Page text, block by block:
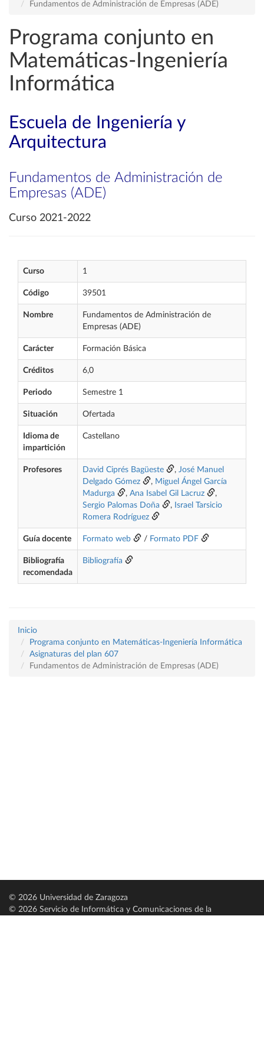
Fundamentos de Administración de Empresas (ADE)
Programa conjunto en
Matemáticas-Ingeniería
Informática
Escuela de Ingeniería y
Arquitectura
Fundamentos de Administración de
Empresas (ADE)
Curso 2021-2022
Curso 1
Código 39501
Nombre
Fundamentos de Administración de
Empresas (ADE)
Carácter Formación Básica
Créditos 6,0
Periodo Semestre 1
Situación Ofertada
Idioma de
impartición
Castellano
Profesores David Ciprés Bagüeste , José Manuel
Delgado Gómez
, Miguel Ángel García
Madurga
, Ana Isabel Gil Lacruz
,
Sergio Palomas Doña
, Israel Tarsicio
Romera Rodríguez
Guía docente Formato web / Formato PDF
Bibliografía
recomendada
Bibliografía
Inicio
Programa conjunto en Matemáticas-Ingeniería Informática
Asignaturas del plan 607
Fundamentos de Administración de Empresas (ADE)
© 2026 Universidad de Zaragoza
© 2026 Servicio de Informática y Comunicaciones de la